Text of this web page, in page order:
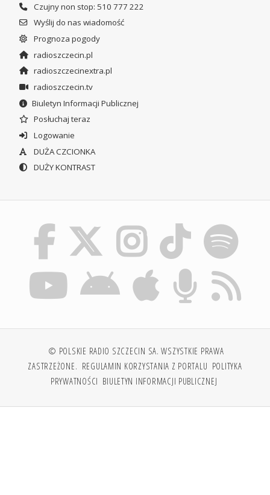
Czujny non stop: 510 777 222
Wyślij do nas wiadomość
Prognoza pogody
radioszczecin.pl
radioszczecinextra.pl
radioszczecin.tv
Biuletyn Informacji Publicznej
Posłuchaj teraz
Logowanie
DUŻA CZCIONKA
DUŻY KONTRAST
© POLSKIE RADIO SZCZECIN SA. WSZYSTKIE PRAWA
ZASTRZEŻONE. REGULAMIN KORZYSTANIA Z PORTALU POLITYKA
PRYWATNOŚCI BIULETYN INFORMACJI PUBLICZNEJ